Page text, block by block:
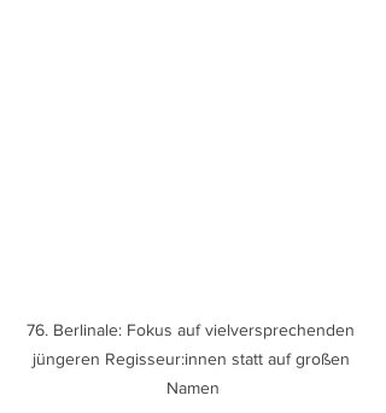
76. Berlinale: Fokus auf vielversprechenden
jüngeren Regisseur:innen statt auf großen
Namen